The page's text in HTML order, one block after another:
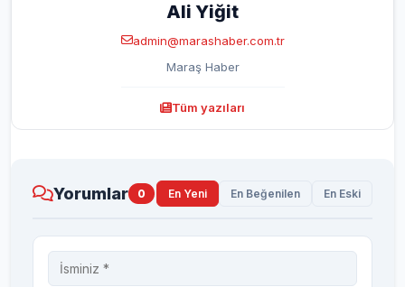
Ali Yiğit
admin@marashaber.com.tr
Maraş Haber
Tüm yazıları
Yorumlar 0 En Yeni En Beğenilen En Eski